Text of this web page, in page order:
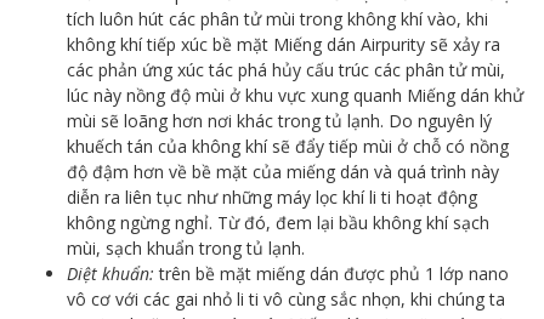
tích luôn hút các phân tử mùi trong không khí vào, khi
không khí tiếp xúc bề mặt Miếng dán Airpurity sẽ xảy ra
các phản ứng xúc tác phá hủy cấu trúc các phân tử mùi,
lúc này nồng độ mùi ở khu vực xung quanh Miếng dán khử
mùi sẽ loãng hơn nơi khác trong tủ lạnh. Do nguyên lý
khuếch tán của không khí sẽ đẩy tiếp mùi ở chỗ có nồng
độ đậm hơn về bề mặt của miếng dán và quá trình này
diễn ra liên tục như những máy lọc khí li ti hoạt động
không ngừng nghỉ. Từ đó, đem lại bầu không khí sạch
mùi, sạch khuẩn trong tủ lạnh.
Diệt khuẩn: trên bề mặt miếng dán được phủ 1 lớp nano
vô cơ với các gai nhỏ li ti vô cùng sắc nhọn, khi chúng ta